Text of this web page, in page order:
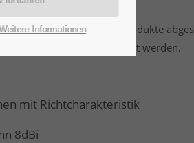
ist optimal auf unsere Produkte
1,4GHz-Geräten verwendet werden.
mit Richtcharakteristik
8dBi
Informationen